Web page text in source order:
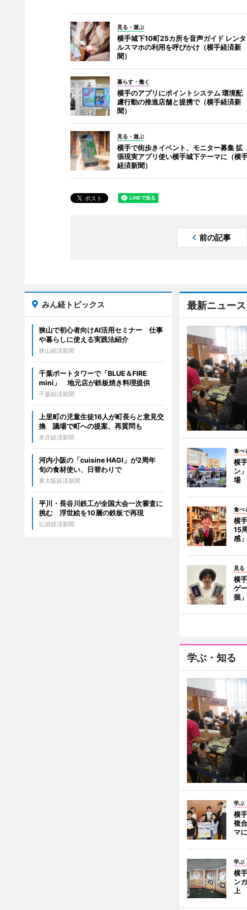
見る・遊ぶ
横手城下10町25カ所を音声ガイド レンタ
ルスマホの利用を呼びかけ（横手経済新
聞）
暮らす・働く
横手のアプリにポイントシステム 環境配
慮行動の推進店舗と提携で（横手経済新
聞）
見る・遊ぶ
横手で街歩きイベント、モニター募集 拡
張現実アプリ使い横手城下テーマに（横
経済新聞）
前の記事
最新ニュース
食べ
横
ン
場
食べ
横
15
感
見る
横
ゲ
掘
学ぶ・知る
学ぶ
横
複
マ
学ぶ
横
ン
上
みん経トピックス
狭山で初心者向けAI活用セミナー 仕事
や暮らしに使える実践法紹介
狭山経済新聞
千葉ポートタワーで「BLUE＆FIRE
mini」 地元店が鉄板焼き料理提供
千葉経済新聞
上里町の児童生徒16人が町長らと意見交
換 議場で町への提案、再質問も
本庄経済新聞
河内小阪の「cuisine HAGI」が2周年
旬の食材使い、日替わりで
東大阪経済新聞
平川・長谷川鉄工が全国大会一次審査に
挑む 浮世絵を10層の鉄板で再現
弘前経済新聞